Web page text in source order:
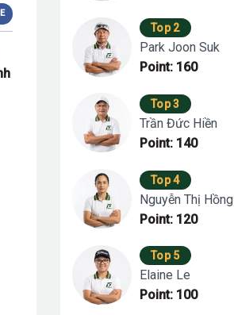
Top 2
Park Joon Suk
Point: 160
Top 3
Trần Đức Hiền
Point: 140
Top 4
Nguyễn Thị Hồng
Point: 120
Top 5
Elaine Le
Point: 100